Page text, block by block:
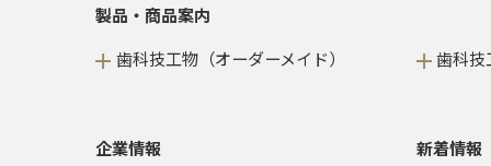
製品・商品案内
歯科技工物（オーダーメイド）
歯科技
企業情報
新着情報